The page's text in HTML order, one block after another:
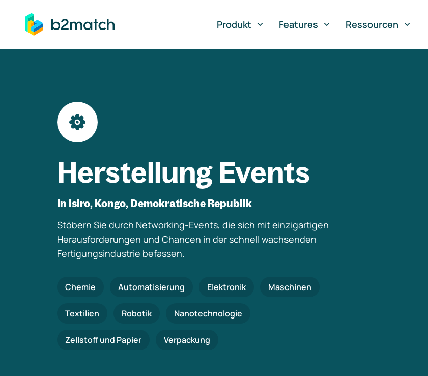
springen
Produkt
Features Ressourcen
Herstellung Events
In Isiro, Kongo, Demokratische Republik
Stöbern Sie durch Networking-Events, die sich mit einzigartigen
Herausforderungen und Chancen in der schnell wachsenden
Fertigungsindustrie befassen.
Chemie Automatisierung Elektronik Maschinen
Textilien Robotik Nanotechnologie
Zellstoff und Papier Verpackung